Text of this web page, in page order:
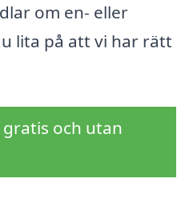
om en- eller
lita på att vi har rätt
och utan